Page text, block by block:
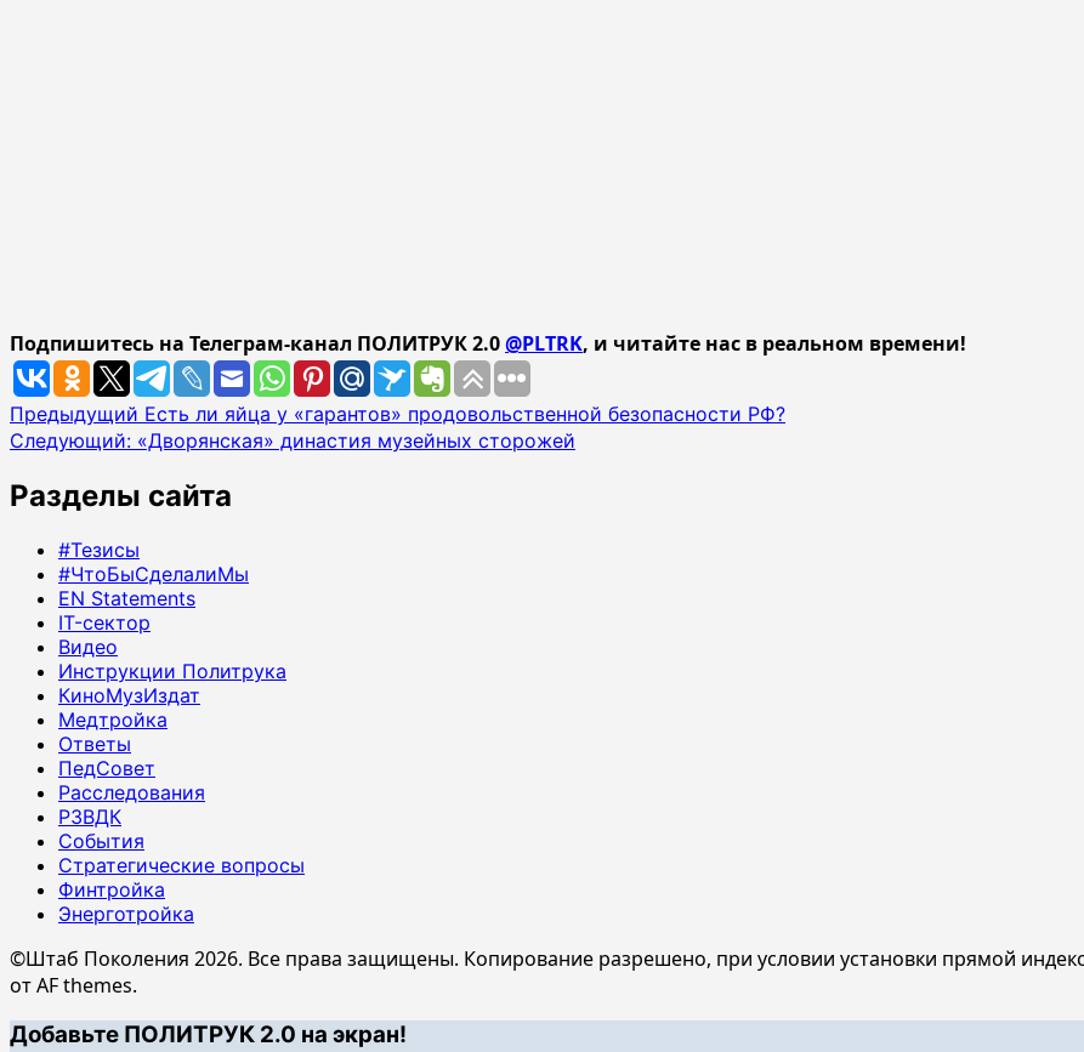
Подпишитесь на Телеграм-канал ПОЛИТРУК 2.0@PLTRK, и читайте нас в реальном времени!
Навигация
записи
Предыдущий Есть ли яйца у «гарантов» продовольственной безопасности РФ?
Следующий: «Дворянская» династия музейных сторожей
Разделы сайта
#Тезисы
#ЧтоБыСделалиМы
EN Statements
IT-сектор
Видео
Инструкции Политрука
КиноМузИздат
Медтройка
Ответы
ПедСовет
Расследования
РЗВДК
События
Стратегические вопросы
Финтройка
Энерготройка
©Штаб Поколения 2026. Все права защищены. Копирование разрешено, при условии установки прямой
от AF themes.
Добавьте ПОЛИТРУК 2.0 на экран!